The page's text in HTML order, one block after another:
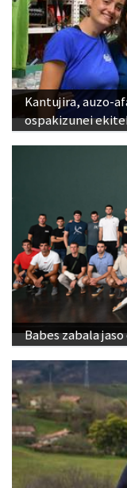
Kantujira, auzo-
ospakizunei
Babes zabala